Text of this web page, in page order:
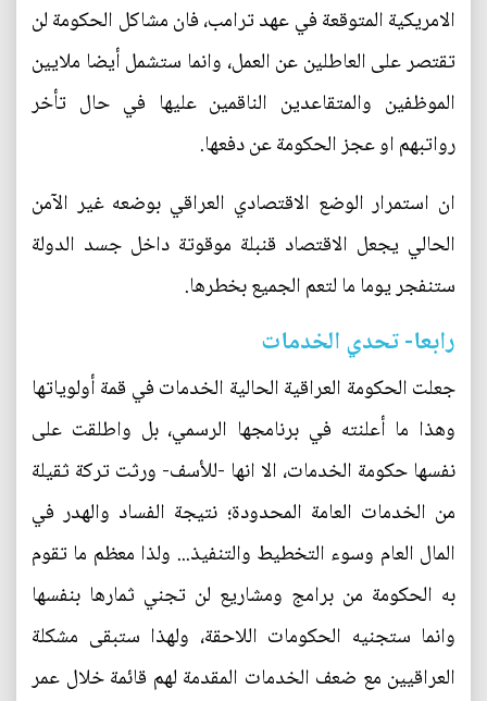
الامريكية المتوقعة في عهد ترامب، فان مشاكل الحكومة لن
تقتصر على العاطلين عن العمل، وانما ستشمل أيضا ملايين
الموظفين والمتقاعدين الناقمين عليها في حال تأخر
رواتبهم او عجز الحكومة عن دفعها.
ان استمرار الوضع الاقتصادي العراقي بوضعه غير الآمن
الحالي يجعل الاقتصاد قنبلة موقوتة داخل جسد الدولة
ستنفجر يوما ما لتعم الجميع بخطرها.
رابعا- تحدي الخدمات
جعلت الحكومة العراقية الحالية الخدمات في قمة أولوياتها
وهذا ما أعلنته في برنامجها الرسمي، بل واطلقت على
نفسها حكومة الخدمات، الا انها -للأسف- ورثت تركة ثقيلة
من الخدمات العامة المحدودة؛ نتيجة الفساد والهدر في
المال العام وسوء التخطيط والتنفيذ... ولذا معظم ما تقوم
به الحكومة من برامج ومشاريع لن تجني ثمارها بنفسها
وانما ستجنيه الحكومات اللاحقة، ولهذا ستبقى مشكلة
العراقيين مع ضعف الخدمات المقدمة لهم قائمة خلال عمر